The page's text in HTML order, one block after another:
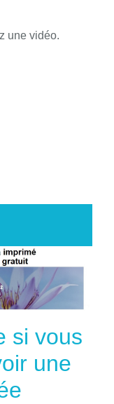
une vidéo.
si vous
une